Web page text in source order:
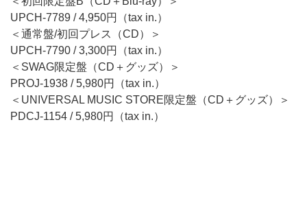
UPCH-7789 / 4,950円（tax in.）
＜通常盤/初回プレス（CD）＞
UPCH-7790 / 3,300円（tax in.）
＜SWAG限定盤（CD＋グッズ）＞
PROJ-1938 / 5,980円（tax in.）
＜UNIVERSAL MUSIC STORE限定盤（CD＋グッズ）＞
PDCJ-1154 / 5,980円（tax in.）